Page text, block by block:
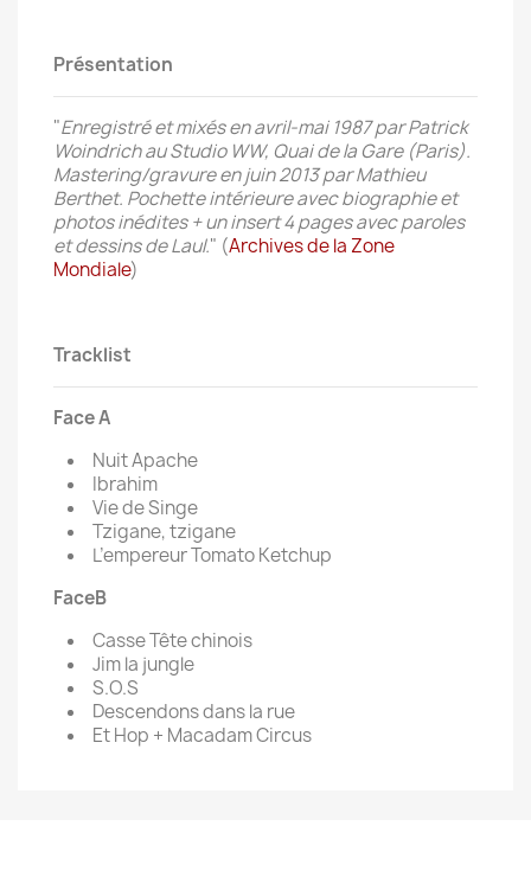
Présentation
"Enregistré et mixés en avril-mai 1987 par Patrick
Woindrich au Studio WW, Quai de la Gare (Paris).
Mastering/gravure en juin 2013 par Mathieu
Berthet. Pochette intérieure avec biographie et
photos inédites + un insert 4 pages avec paroles
et dessins de Laul." (Archives de la Zone
Mondiale)
Tracklist
Face A
Nuit Apache
Ibrahim
Vie de Singe
Tzigane, tzigane
L’empereur Tomato Ketchup
FaceB
Casse Tête chinois
Jim la jungle
S.O.S
Descendons dans la rue
Et Hop + Macadam Circus